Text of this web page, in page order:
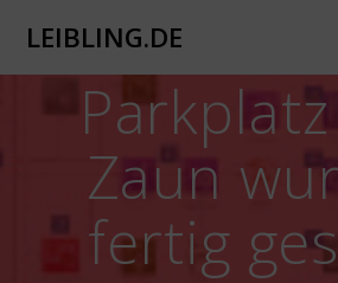
LEIBLING.DE
Zaun
fertig